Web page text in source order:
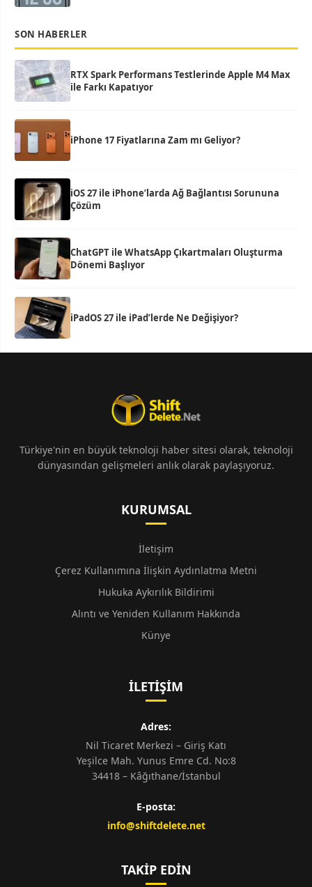
SON HABERLER
RTX Spark Performans Testlerinde Apple M4 Max
ile Farkı Kapatıyor
iPhone 17 Fiyatlarına Zam mı Geliyor?
iOS 27 ile iPhone’larda Ağ Bağlantısı Sorununa
Çözüm
ChatGPT ile WhatsApp Çıkartmaları Oluşturma
Dönemi Başlıyor
iPadOS 27 ile iPad’lerde Ne Değişiyor?
Türkiye'nin en büyük teknoloji haber sitesi olarak, teknoloji
dünyasından gelişmeleri anlık olarak paylaşıyoruz.
KURUMSAL
İletişim
Çerez Kullanımına İlişkin Aydınlatma Metni
Hukuka Aykırılık Bildirimi
Alıntı ve Yeniden Kullanım Hakkında
Künye
İLETIŞIM
Adres:
Nil Ticaret Merkezi – Giriş Katı
Yeşilce Mah. Yunus Emre Cd. No:8
34418 – Kâğıthane/İstanbul
E-posta:
info@shiftdelete.net
TAKIP EDIN